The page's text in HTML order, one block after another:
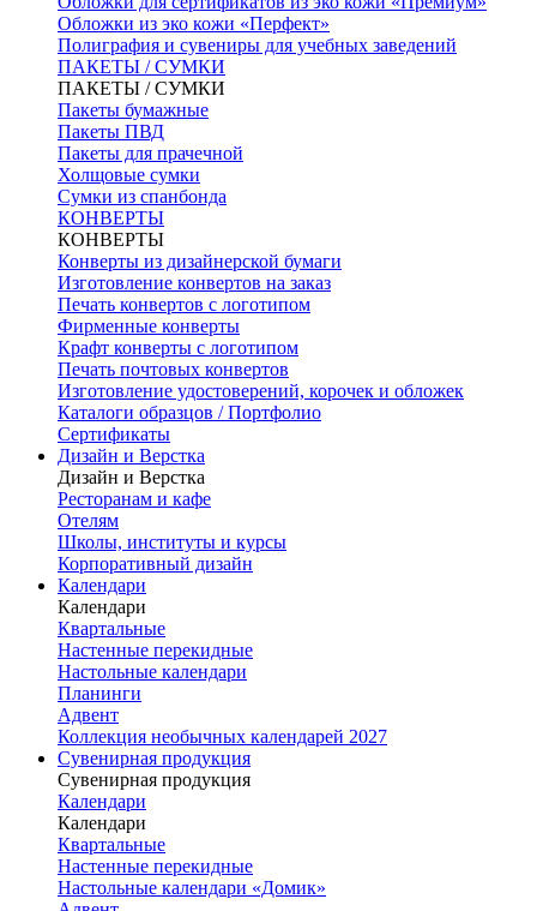
Обложки из эко кожи «Перфект»
Полиграфия и сувениры для учебных заведений
ПАКЕТЫ / СУМКИ
ПАКЕТЫ / СУМКИ
Пакеты бумажные
Пакеты ПВД
Пакеты для прачечной
Холщовые сумки
Сумки из спанбонда
КОНВЕРТЫ
КОНВЕРТЫ
Конверты из дизайнерской бумаги
Изготовление конвертов на заказ
Печать конвертов с логотипом
Фирменные конверты
Крафт конверты с логотипом
Печать почтовых конвертов
Изготовление удостоверений, корочек и обложек
Каталоги образцов / Портфолио
Сертификаты
Дизайн и Верстка
Дизайн и Верстка
Ресторанам и кафе
Отелям
Школы, институты и курсы
Корпоративный дизайн
Календари
Календари
Квартальные
Настенные перекидные
Настольные календари
Планинги
Адвент
Коллекция необычных календарей 2027
Сувенирная продукция
Сувенирная продукция
Календари
Календари
Квартальные
Настенные перекидные
Настольные календари «Домик»